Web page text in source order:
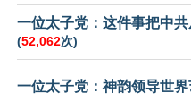
一位太子党：这件事把中
(52,062次)
一位太子党：神韵领导世